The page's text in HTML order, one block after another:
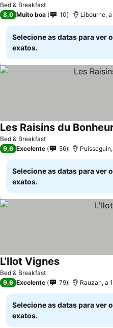
Bed & Breakfast
Ver preços
8,0 Muito boa 10 Libourne,
Selecione as datas para ver
exatos.
Bed & Breakfast
Les Raisins du
9,6 Excelente 56
Selecione as datas para ver
exatos.
Bed & Breakfast
L'Ilot VignesVer preços
9,6 Excelente 79 Rauzan, a
Selecione as datas para ver
exatos.